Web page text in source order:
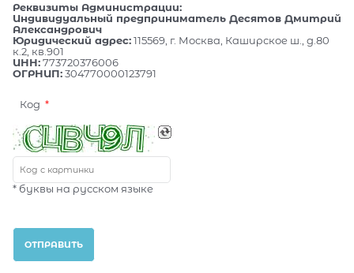
Реквизиты Администрации:
Индивидуальный предприниматель Десятов Дмитрий
Александрович
Юридический адрес:115569, г. Москва, Каширское ш., д.80
к.2, кв.901
ИНН:773720376006
ОГРНИП:304770000123791
Код
* буквы на русском языке